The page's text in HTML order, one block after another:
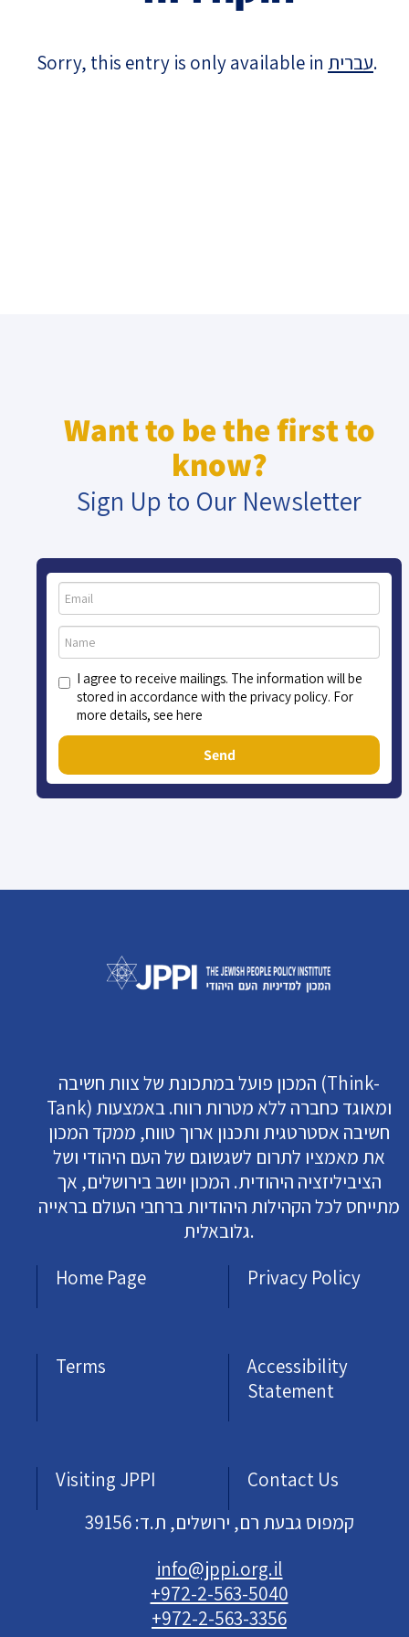
Sorry, this entry is only available in עברית.
Want to be the first to
know?
Sign Up to Our Newsletter
I agree to receive mailings. The information will be
stored in accordance with the privacy policy. For
more details, see here
Send
המכון פועל במתכונת של צוות חשיבה (Think-
Tank) ומאוגד כחברה ללא מטרות רווח. באמצעות
חשיבה אסטרטגית ותכנון ארוך טווח, ממקד המכון
את מאמציו לתרום לשגשוגם של העם היהודי ושל
הציביליזציה היהודית. המכון יושב בירושלים, אך
מתייחס לכל הקהילות היהודיות ברחבי העולם בראייה
גלובאלית.
Home Page
Privacy Policy
Terms
Accessibility
Statement
Visiting JPPI
Contact Us
קמפוס גבעת רם, ירושלים, ת.ד: 39156
info@jppi.org.il
+972-2-563-5040
+972-2-563-3356